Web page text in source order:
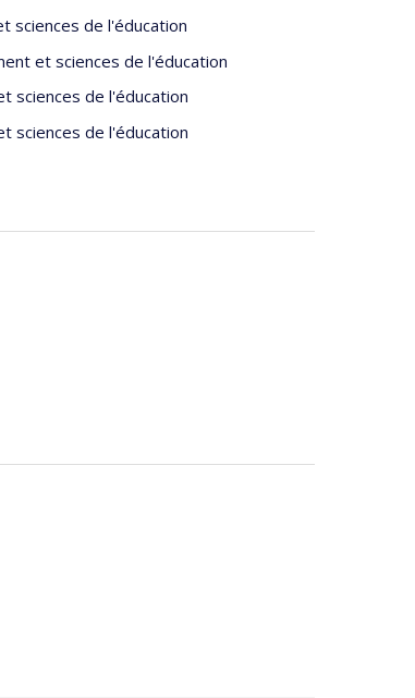
au regard d’une formation initiale
professionnelles. Récemment, il
l’accompagnement des stagiaires
Sa sensibilité auprès des jeunes
sciences de l'éducation
et sciences de l'éducation
sciences de l'éducation
sciences de l'éducation